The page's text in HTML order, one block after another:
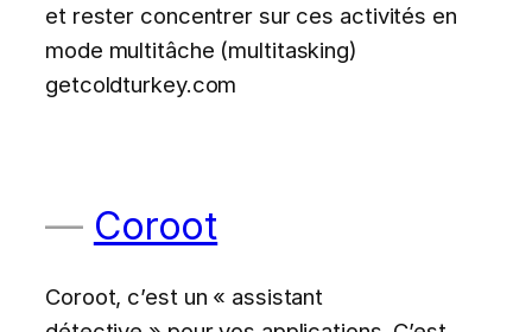
et rester concentrer sur ces activités en
mode multitâche (multitasking)
getcoldturkey.com
Coroot
Coroot, c’est un « assistant